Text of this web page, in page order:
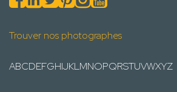
Trouver nos photographes
ABCDEFGHIJKLMNOPQRSTUVWXYZ